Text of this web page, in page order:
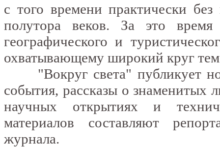
с того времени практически
полутора веков. За это
географического и
охватывающему широкий круг
"Вокруг света" публикует
события, рассказы о
научных открытиях и
материалов составляют
журнала.